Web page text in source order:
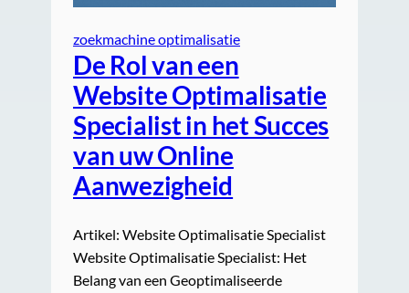
zoekmachine optimalisatie
De Rol van een
Website Optimalisatie
Specialist in het Succes
van uw Online
Aanwezigheid
Artikel: Website Optimalisatie Specialist
Website Optimalisatie Specialist: Het
Belang van een Geoptimaliseerde